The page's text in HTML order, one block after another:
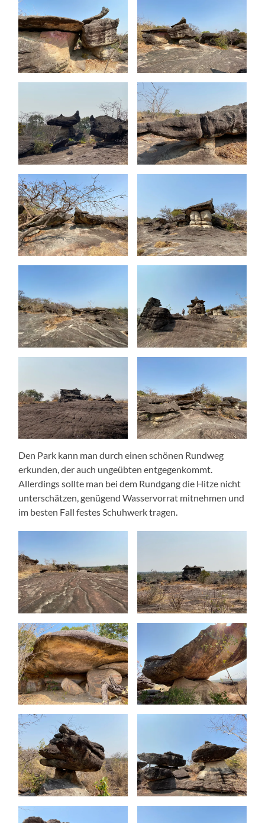
Den Park kann man durch einen schönen Rundweg
erkunden, der auch ungeübten entgegenkommt.
Allerdings sollte man bei dem Rundgang die Hitze nicht
unterschätzen, genügend Wasservorrat mitnehmen und
im besten Fall festes Schuhwerk tragen.